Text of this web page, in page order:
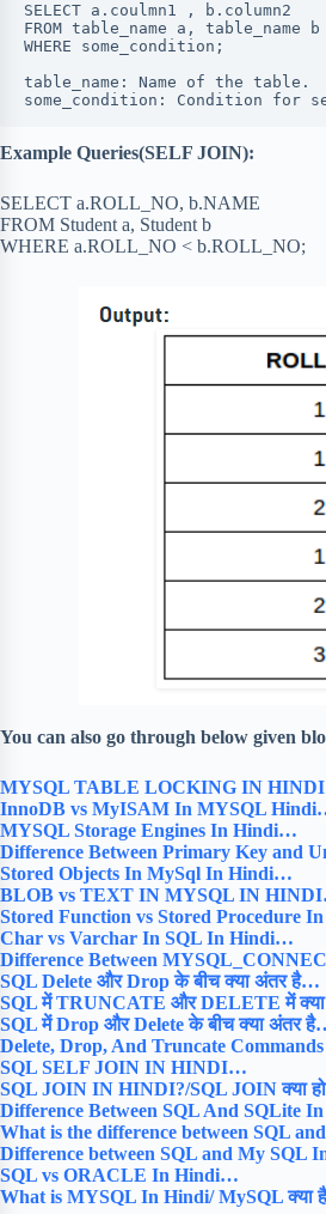
SELECT a.coulmn1 , b.column2
FROM table_name a, table_name b
WHERE some_condition;
table_name: Name of the table.
some_condition: Condition for
Example Queries(SELF JOIN):
SELECT a.ROLL_NO, b.NAME
FROM Student a, Student b
WHERE a.ROLL_NO < b.ROLL_NO;
You can also go through below given
MYSQL TABLE LOCKING IN
InnoDB vs MyISAM In MYSQL
MYSQL Storage Engines In Hindi…
Difference Between Primary Key and
Stored Objects In MySql In Hindi…
BLOB vs TEXT IN MYSQL IN
Stored Function vs Stored Procedure
Char vs Varchar In SQL In Hindi…
Difference Between
SQL Delete और Drop के बीच क्या अंतर है…
SQL में TRUNCATE और DELETE में
SQL में Drop और Delete के बीच क्या अंतर
Delete, Drop, And Truncate
SQL SELF JOIN IN HINDI…
SQL JOIN IN HINDI?/SQL JOIN क्या
Difference Between SQL And SQLite
What is the difference between SQL
Difference between SQL and My SQL
SQL vs ORACLE In Hindi…
What is MYSQL In Hindi/ MySQL क्या